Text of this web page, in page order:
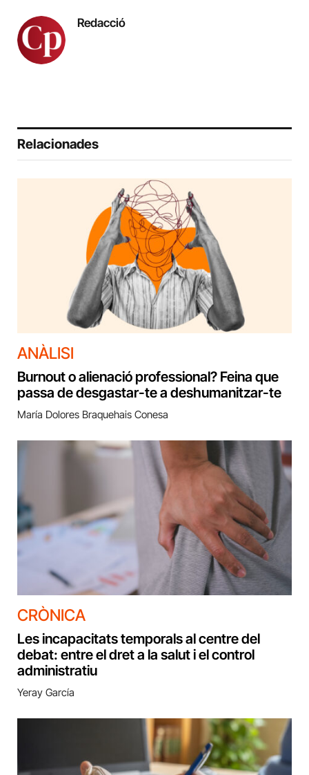
Redacció
Relacionades
ANÀLISI
Burnout o alienació professional? Feina que
passa de desgastar-te a deshumanitzar-te
María Dolores Braquehais Conesa
CRÒNICA
Les incapacitats temporals al centre del
debat: entre el dret a la salut i el control
administratiu
Yeray García